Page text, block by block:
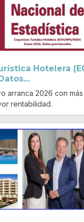
Hotelera
arranca 2026 con
rentabilidad.